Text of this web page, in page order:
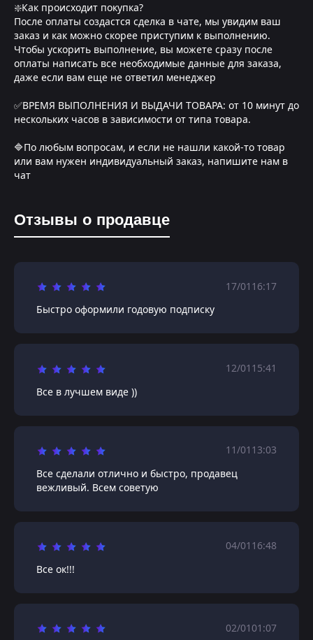
❇️Как происходит покупка?
После оплаты создастся сделка в чате, мы увидим ваш
заказ и как можно скорее приступим к выполнению.
Чтобы ускорить выполнение, вы можете сразу после
оплаты написать все необходимые данные для заказа,
даже если вам еще не ответил менеджер
✅ВРЕМЯ ВЫПОЛНЕНИЯ И ВЫДАЧИ ТОВАРА: от 10 минут до
нескольких часов в зависимости от типа товара.
🔷По любым вопросам, и если не нашли какой-то товар
или вам нужен индивидуальный заказ, напишите нам в
чат
Отзывы о продавце
17/01 16:17
Быстро оформили годовую подписку
12/01 15:41
Все в лучшем виде ))
11/01 13:03
Все сделали отлично и быстро, продавец
вежливый. Всем советую
04/01 16:48
Все ок!!!
02/0101:07